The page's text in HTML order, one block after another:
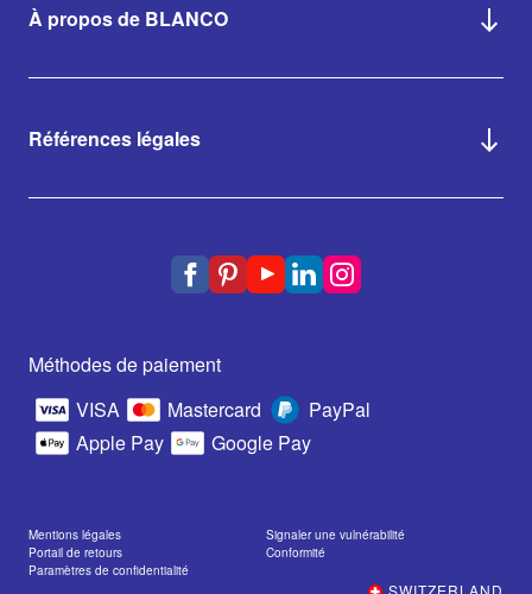
À propos de BLANCO
Références légales
Méthodes de paiement
VISA
Mastercard
PayPal
Apple Pay
Google Pay
Mentions légales
Signaler une vulnérabilité
Portail de retours
Conformité
Paramètres de confidentialité
SWITZERLAND